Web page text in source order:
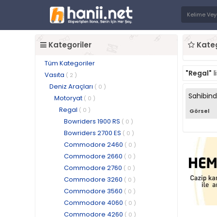
Kategoriler
Tüm Kategoriler
Vasıta ( 2 )
Deniz Araçları ( 0 )
Motoryat ( 0 )
Regal ( 0 )
Bowriders 1900 RS ( 0 )
Bowriders 2700 ES ( 0 )
Commodore 2460 ( 0 )
Commodore 2660 ( 0 )
Commodore 2760 ( 0 )
Commodore 3260 ( 0 )
Commodore 3560 ( 0 )
Commodore 4060 ( 0 )
Commodore 4260 ( 0 )
"Regal"
Görsel